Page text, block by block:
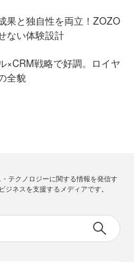
果と独自性を両立！ZOZO
ない体験設計
×CRM戦略で好調。ロイヤ
全貌
テクノロジーに関する情報を発信す
ジネスを支援するメディアです。